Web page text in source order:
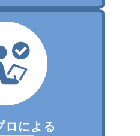
ロによる